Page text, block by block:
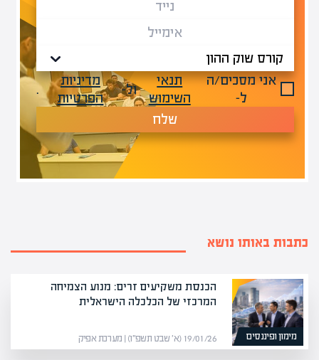
אני מסכים/ה
ל-
תנאי
השימוש
ול-
מדיניות
הפרטיות
.
שלח
כתבות באותו נושא
מימון ופיננסים
הכנסת משקיעים זרים: מנוע הצמיחה
המרכזי של הכלכלה הישראלית
19/01/26 (א׳ שבט תשפ״ו) | מערכת אפיק